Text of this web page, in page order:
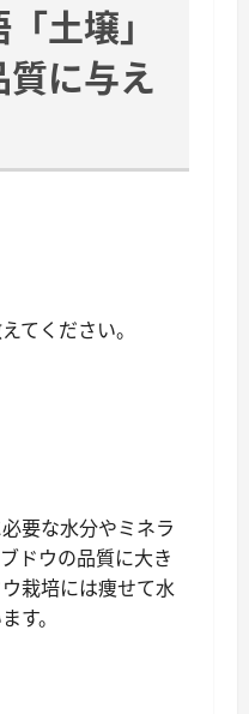
土壌」
に与え
てください。
要な水分やミネラ
ドウの品質に大き
栽培には痩せて水
す。